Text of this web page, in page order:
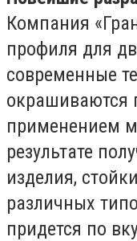
Компания
профиля для
современные
окрашиваются
применением
результате
изделия,
различных
придется по